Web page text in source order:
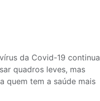
da Covid-19 continua
quadros leves, mas
quem tem a saúde mais